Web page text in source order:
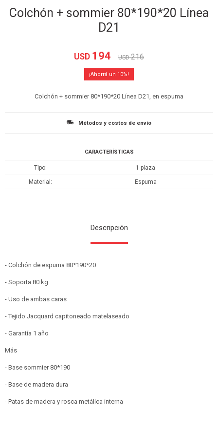
Colchón + sommier 80*190*20 Línea
D21
USD 194 USD 216
10
Colchón + sommier 80*190*20 Línea D21, en espuma
Métodos y costos de envío
CARACTERÍSTICAS
Tipo 1 plaza
Material Espuma
Descripción
- Colchón de espuma 80*190*20
- Soporta 80 kg
- Uso de ambas caras
- Tejido Jacquard capitoneado matelaseado
- Garantía 1 año
Más
- Base sommier 80*190
- Base de madera dura
- Patas de madera y rosca metálica interna